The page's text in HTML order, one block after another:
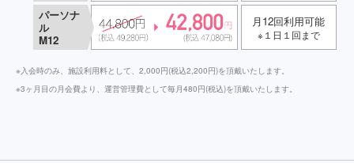
パーソナ
ル
M12
月12回利用可能
※１日１回まで
※入会時のみ、施設利用料として、2,000円(税込2,200円)を頂戴いたします。
※3ヶ月目の月会費より、運営管理費として毎月480円(税込)を頂戴いたします。